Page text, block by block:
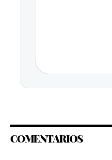
COMENTARIOS